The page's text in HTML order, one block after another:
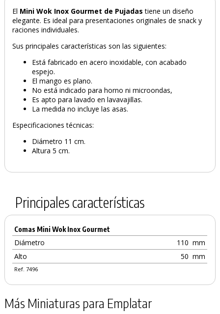
PRODUCTO AÑADIDO AL CARRITO
El Mini Wok Inox Gourmet de Pujadas tiene un diseño
elegante. Es ideal para presentaciones originales de snack y
raciones individuales.
Sus principales características son las siguientes:
Está fabricado en acero inoxidable, con acabado
espejo.
El mango es plano.
No está indicado para horno ni microondas,
Es apto para lavado en lavavajillas.
La medida no incluye las asas.
Especificaciones técnicas:
Diámetro 11 cm.
Altura 5 cm.
Principales características
Comas Mini Wok Inox Gourmet
Diámetro 110 mm
Alto
50 mm
Ref. 7496
Más Miniaturas para Emplatar